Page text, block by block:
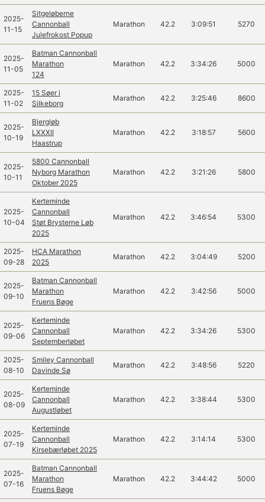
2025-
11-15
Sitgeløberne
Cannonball
Julefrokost Popup
Marathon 42.2 3:09:51 5270
2025-
11-05
Batman Cannonball
Marathon
124
Marathon 42.2 3:34:26 5000
2025-
11-02
15 Søer i
Silkeborg
Marathon 42.2 3:25:46 8600
2025-
10-19
Bjergløb
LXXXII
Haastrup
Marathon 42.2 3:18:57 5600
2025-
10-11
5800 Cannonball
Nyborg Marathon
Oktober 2025
Marathon 42.2 3:21:26 5800
2025-
10-04
Kerteminde
Cannonball
Støt Brysterne Løb
2025
Marathon 42.2 3:46:54 5300
2025-
09-28
HCA Marathon
2025
Marathon 42.2 3:04:49 5200
2025-
09-10
Batman Cannonball
Marathon
Fruens Bøge
Marathon 42.2 3:42:56 5000
2025-
09-06
Kerteminde
Cannonball
Septemberløbet
Marathon 42.2 3:34:26 5300
2025-
08-10
Smiley Cannonball
Davinde Sø
Marathon 42.2 3:48:56 5220
2025-
08-09
Kerteminde
Cannonball
Augustløbet
Marathon 42.2 3:38:44 5300
2025-
07-19
Kerteminde
Cannonball
Kirsebærløbet 2025
Marathon 42.2 3:14:14 5300
2025-
07-16
Batman Cannonball
Marathon
Fruens Bøge
Marathon 42.2 3:44:42 5000